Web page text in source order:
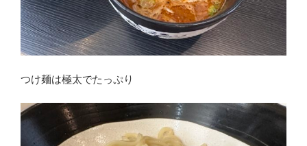
つけ麺は極太でたっぷり